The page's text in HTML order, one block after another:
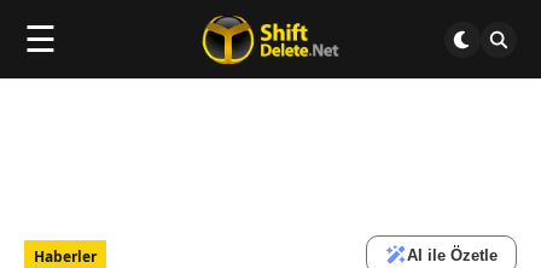
☰
Haberler AI ile Özetle